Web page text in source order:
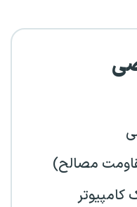
مصالح)